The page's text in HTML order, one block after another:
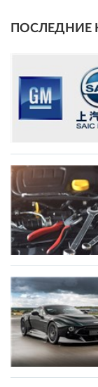
ПОСЛЕДНИЕ